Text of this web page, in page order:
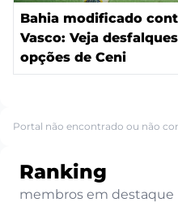
Bahia modificado
Vasco: Veja
opções de Ceni
Portal não encontrado ou não
Ranking
membros em destaque